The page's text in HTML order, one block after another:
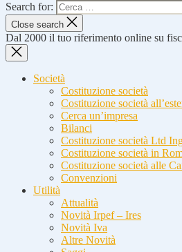
Search for:
Close search
Dal 2000 il tuo riferimento online su
Società
Costituzione società
Costituzione società
Cerca un’impresa
Bilanci
Costituzione società Ltd
Costituzione società in
Costituzione società alle
Convenzioni
Utilità
Attualità
Novità Irpef – Ires
Novità Iva
Altre Novità